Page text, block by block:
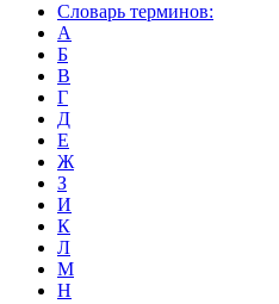
Словарь терминов:
А
Б
В
Г
Д
Е
Ж
З
И
К
Л
М
Н